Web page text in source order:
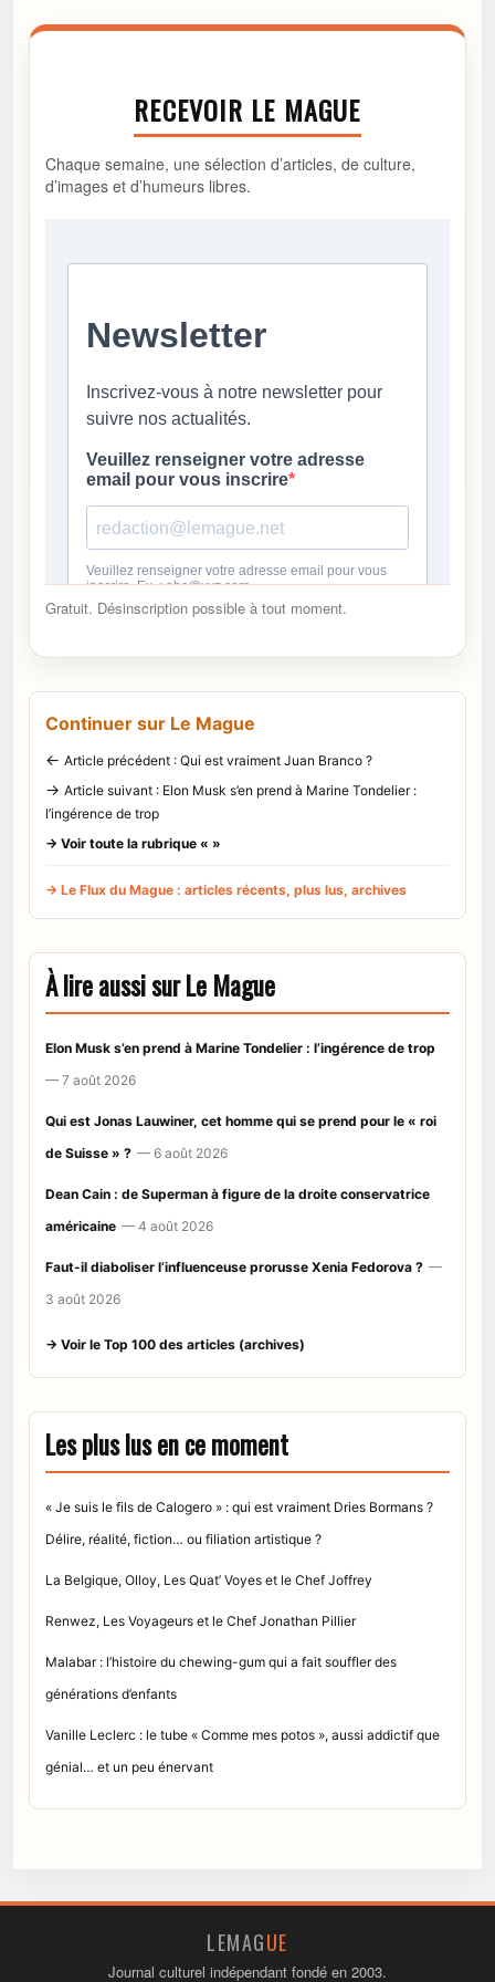
RECEVOIR LE MAGUE
Chaque semaine, une sélection d’articles, de culture,
d’images et d’humeurs libres.
Gratuit. Désinscription possible à tout moment.
Continuer sur Le Mague
← Article précédent : Qui est vraiment Juan Branco ?
→ Article suivant : Elon Musk s’en prend à Marine Tondelier :
l’ingérence de trop
→ Voir toute la rubrique « »
→ Le Flux du Mague : articles récents, plus lus, archives
À lire aussi sur Le Mague
Elon Musk s’en prend à Marine Tondelier : l’ingérence de trop
— 7 août 2026
Qui est Jonas Lauwiner, cet homme qui se prend pour le « roi
de Suisse » ? — 6 août 2026
Dean Cain : de Superman à figure de la droite conservatrice
américaine — 4 août 2026
Faut-il diaboliser l’influenceuse prorusse Xenia Fedorova ? —
3 août 2026
→ Voir le Top 100 des articles (archives)
Les plus lus en ce moment
« Je suis le fils de Calogero » : qui est vraiment Dries Bormans ?
Délire, réalité, fiction… ou filiation artistique ?
La Belgique, Olloy, Les Quat’ Voyes et le Chef Joffrey
Renwez, Les Voyageurs et le Chef Jonathan Pillier
Malabar : l’histoire du chewing-gum qui a fait souffler des
générations d’enfants
Vanille Leclerc : le tube « Comme mes potos », aussi addictif que
génial… et un peu énervant
LEMAGUE
Journal culturel indépendant fondé en 2003.